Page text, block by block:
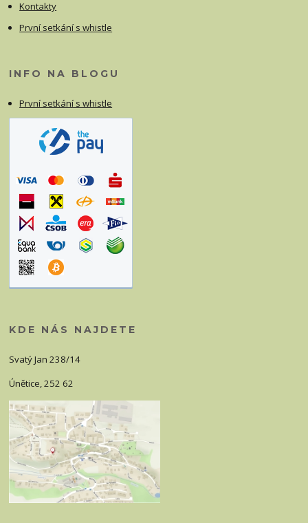
Kontakty
První setkání s whistle
INFO NA BLOGU
První setkání s whistle
KDE NÁS NAJDETE
Svatý Jan 238/14
Únětice, 252 62